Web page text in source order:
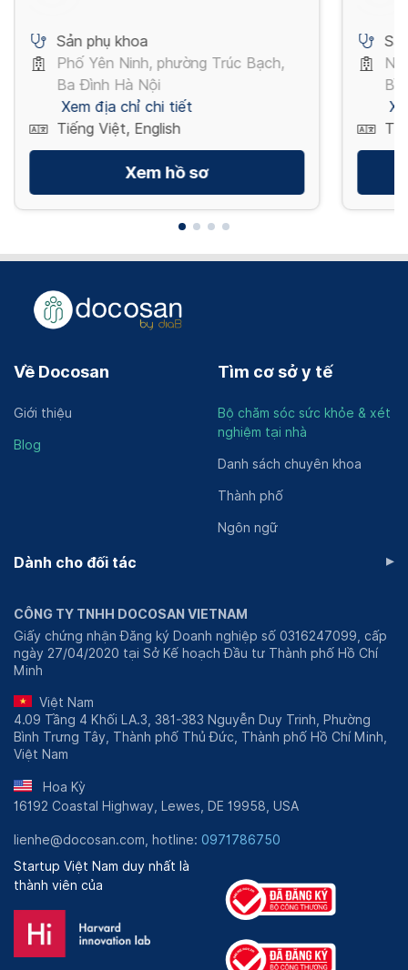
Sản phụ khoa
Phố Yên Ninh, phường Trúc Bạch,
Ba Đình Hà Nội
Xem địa chỉ chi tiết
Tiếng Việt, English
Xem hồ sơ
Về Docosan
Giới thiệu
Blog
Tìm cơ sở y tế
Bộ chăm sóc sức khỏe & xét
nghiệm tại nhà
Danh sách chuyên khoa
Thành phố
Ngôn ngữ
Dành cho đối tác ▸
CÔNG TY TNHH DOCOSAN VIETNAM
Giấy chứng nhận Đăng ký Doanh nghiệp số 0316247099, cấp
ngày 27/04/2020 tại Sở Kế hoạch Đầu tư Thành phố Hồ Chí
Minh
Việt Nam
4.09 Tầng 4 Khối LA.3, 381-383 Nguyễn Duy Trinh, Phường
Bình Trưng Tây, Thành phố Thủ Đức, Thành phố Hồ Chí Minh,
Việt Nam
Hoa Kỳ
16192 Coastal Highway, Lewes, DE 19958, USA
lienhe@docosan.com, hotline: 0971786750
Startup Việt Nam duy nhất là
thành viên của